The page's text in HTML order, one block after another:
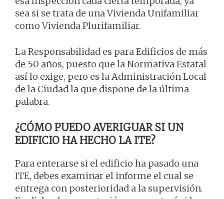
sea si se trata de una Vivienda Unifamiliar
como Vivienda Plurifamiliar.
La Responsabilidad es para Edificios de más
de 50 años, puesto que la Normativa Estatal
así lo exige, pero es la Administración Local
de la Ciudad la que dispone de la última
palabra.
¿CÓMO PUEDO AVERIGUAR SI UN
EDIFICIO HA HECHO LA ITE?
Para enterarse si el edificio ha pasado una
ITE, debes examinar el informe el cual se
entrega con posterioridad a la supervisión.